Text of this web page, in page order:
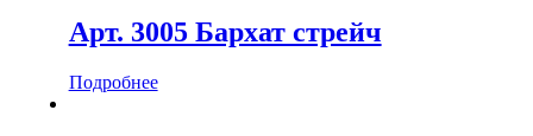
Арт. 3005 Бархат стрейч
Подробнее